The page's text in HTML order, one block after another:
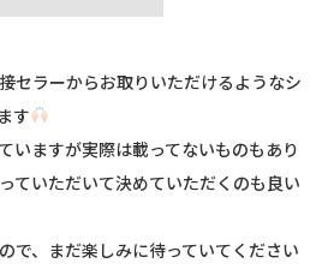
セラーからお取りいただけるようなシ
す
いますが実際は載ってないものもあり
ていただいて決めていただくのも良い
で、まだ楽しみに待っていてください